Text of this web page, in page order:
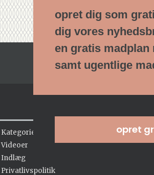
opret dig som
dig vores
en gratis
samt ugentlige
opret
Kategorier
Videoer
Indlæg
Privatlivspolitik